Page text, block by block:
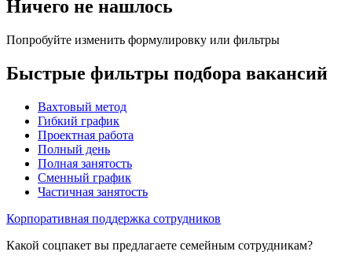
Ничего не нашлось
Попробуйте изменить формулировку или фильтры
Быстрые фильтры подбора вакансий
Вахтовый метод
Гибкий график
Проектная работа
Полный день
Полная занятость
Сменный график
Частичная занятость
Корпоративная поддержка сотрудников
Какой соцпакет вы предлагаете семейным сотрудникам?